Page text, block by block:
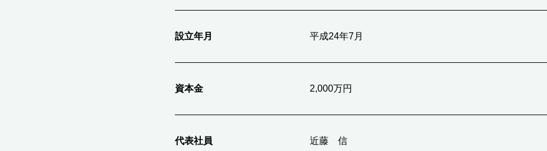
設立年月 平成24年7月
資本金 2,000万円
代表社員 近藤 信